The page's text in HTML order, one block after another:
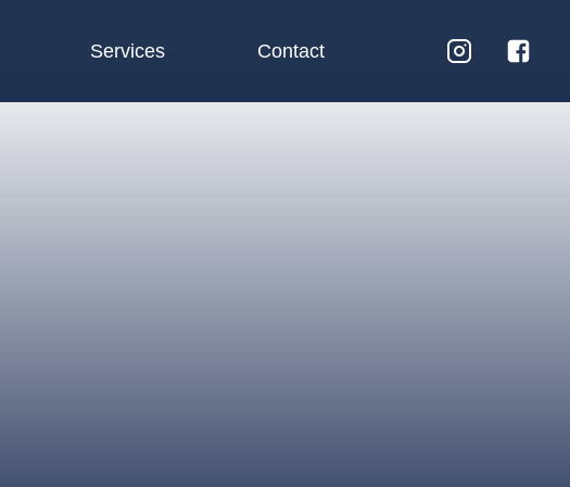
Services Contact